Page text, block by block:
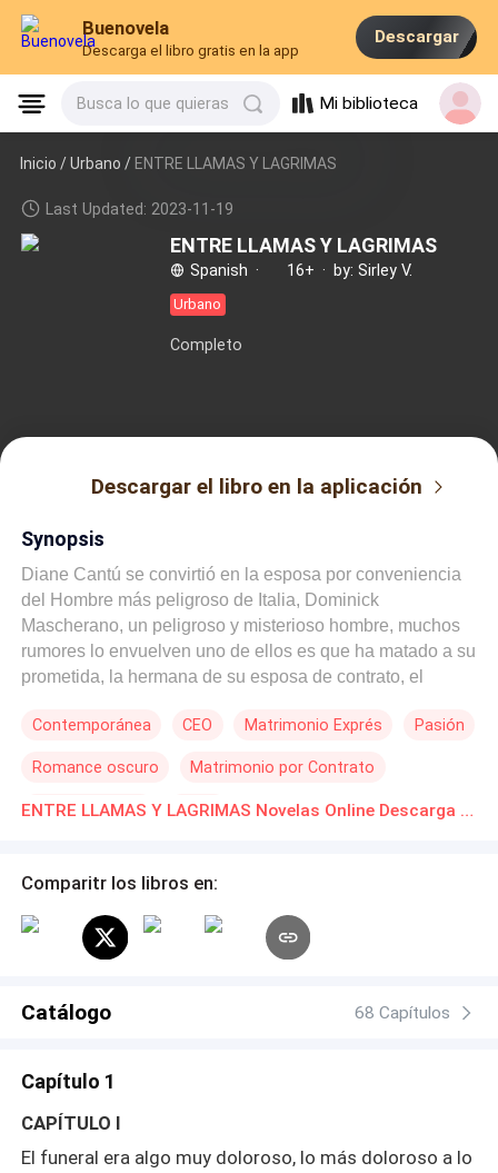
Buenovela
Descarga el libro gratis en la app
Descargar
Busca lo que quieras Mi biblioteca
Inicio /Urbano / ENTRE LLAMAS Y LAGRIMAS
Last Updated: 2023-11-19
ENTRE LLAMAS Y LAGRIMAS
Spanish · 16+ · by: Sirley V.
Urbano
Completo
Descargar el libro en la aplicación
Synopsis
Diane Cantú se convirtió en la esposa por conveniencia
del Hombre más peligroso de Italia, Dominick
Mascherano, un peligroso y misterioso hombre, muchos
rumores lo envuelven uno de ellos es que ha matado a su
prometida, la hermana de su esposa de contrato, el
pasión y la preocupación fueron condimentos para una
lágrimas, que van a desenterrar un secreto doloroso.
Contemporánea CEO Matrimonio Exprés Pasión
Romance oscuro Matrimonio por Contrato
Amor Prohibido Mafia ENTRE LLAMAS Y LAGRIMAS Novelas Online Descarga gratuita de PDF
Comparitr los libros en:
Catálogo 68 Capítulos
Capítulo 1
CAPÍTULO I
El funeral era algo muy doloroso, lo más doloroso a lo